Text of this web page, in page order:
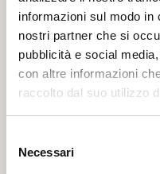
informazioni sul modo
nostri partner che si
pubblicità e social
con altre informazioni
raccolto dal suo utilizzo
delNecessari
collezionismo
(Skira, 2003), di
primo-
Modigliani Sironi
2013). Le sue
riguardato le
Jasper Johns e
2019).